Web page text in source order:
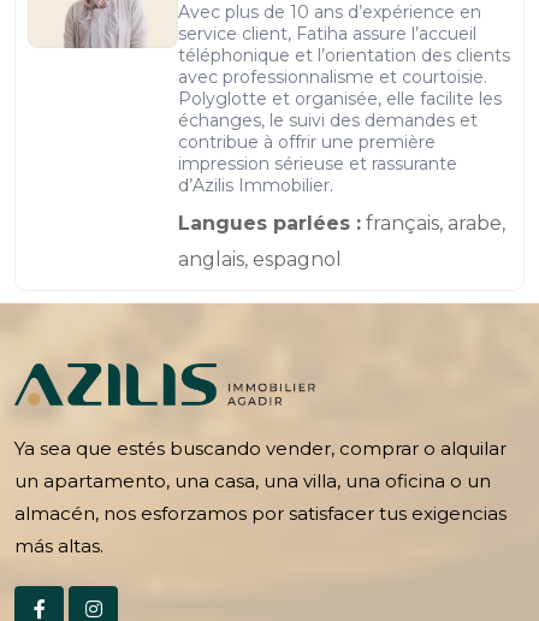
Avec plus de 10 ans d’expérience en
service client, Fatiha assure l’accueil
téléphonique et l’orientation des clients
avec professionnalisme et courtoisie.
Polyglotte et organisée, elle facilite les
échanges, le suivi des demandes et
contribue à offrir une première
impression sérieuse et rassurante
d’Azilis Immobilier.
Langues parlées : français, arabe,
anglais, espagnol
Ya sea que estés buscando vender, comprar o alquilar
un apartamento, una casa, una villa, una oficina o un
almacén, nos esforzamos por satisfacer tus exigencias
más altas.